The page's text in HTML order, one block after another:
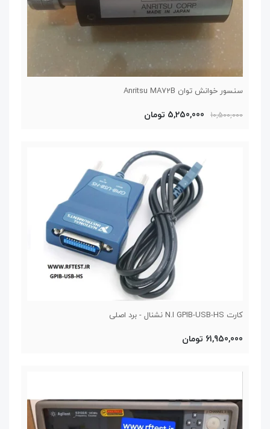
سنسور خوانش توان Anritsu MA72B
10,500,000 5,250,000 تومان
کارت N.I GPIB-USB-HS نشنال - برد اصلی
61,950,000 تومان